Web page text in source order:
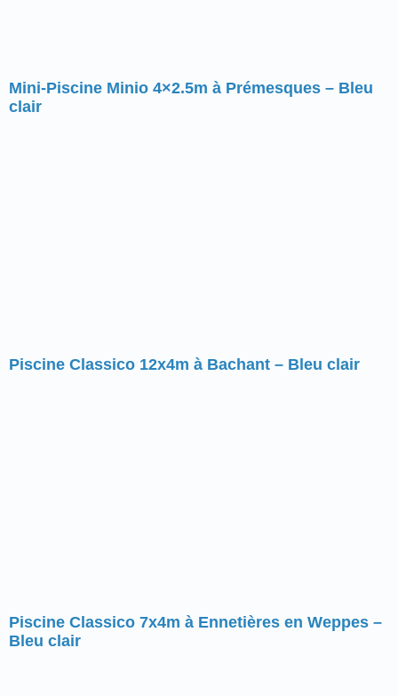
Mini-Piscine Minio 4×2.5m à Prémesques – Bleu
clair
Piscine Classico 12x4m à Bachant – Bleu clair
Piscine Classico 7x4m à Ennetières en Weppes –
Bleu clair